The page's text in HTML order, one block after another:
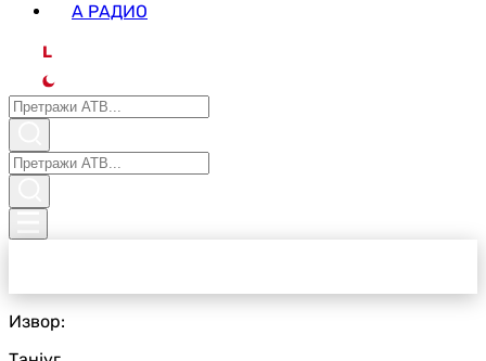
А РАДИО
L
Извор: